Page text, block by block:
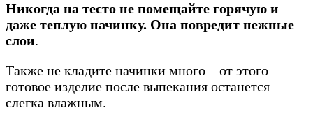
Никогда на тесто не помещайте горячую и
даже теплую начинку. Она повредит нежные
слои.
Также не кладите начинки много – от этого
готовое изделие после выпекания останется
слегка влажным.